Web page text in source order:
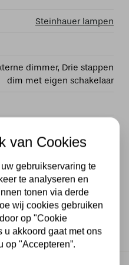
Steinhauer lampen
dimmer, Drie stappen
dim met eigen schakelaar
230V
van Cookies
gebruikservaring te
te analyseren en
tonen via derde
wij cookies gebruiken
op "Cookie
u akkoord gaat met ons
op "Accepteren”.